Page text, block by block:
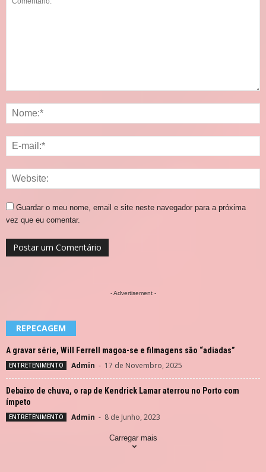
Guardar o meu nome, email e site neste navegador para a próxima
vez que eu comentar.
- Advertisement -
REPECAGEM
A gravar série, Will Ferrell magoa-se e filmagens são “adiadas”
ENTRETENIMENTO Admin - 17 de Novembro, 2025
Debaixo de chuva, o rap de Kendrick Lamar aterrou no Porto com
ímpeto
ENTRETENIMENTO Admin - 8 de Junho, 2023
Carregar mais